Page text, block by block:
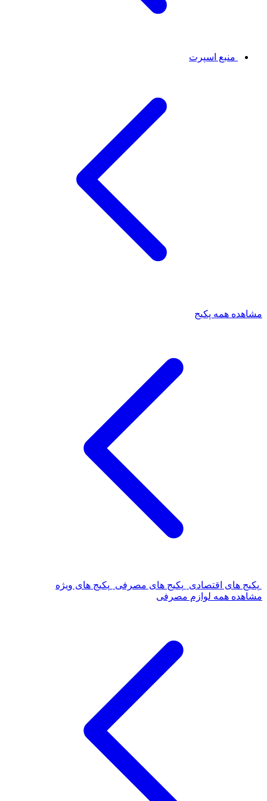
منبع اسپرت
مشاهده همه پکیج
پکیج های اقتصادی پکیج های مصرفی
پکیج های ویژه
مشاهده همه لوازم مصرفی